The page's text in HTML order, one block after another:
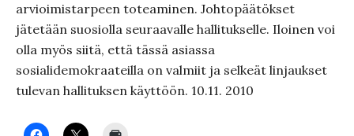
arvioimistarpeen toteaminen. Johtopäätökset
jätetään suosiolla seuraavalle hallitukselle. Iloinen voi
olla myös siitä, että tässä asiassa
sosialidemokraateilla on valmiit ja selkeät linjaukset
tulevan hallituksen käyttöön. 10.11. 2010